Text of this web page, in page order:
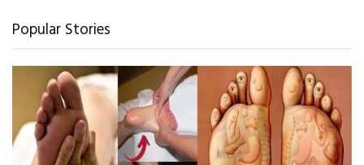
Popular Stories